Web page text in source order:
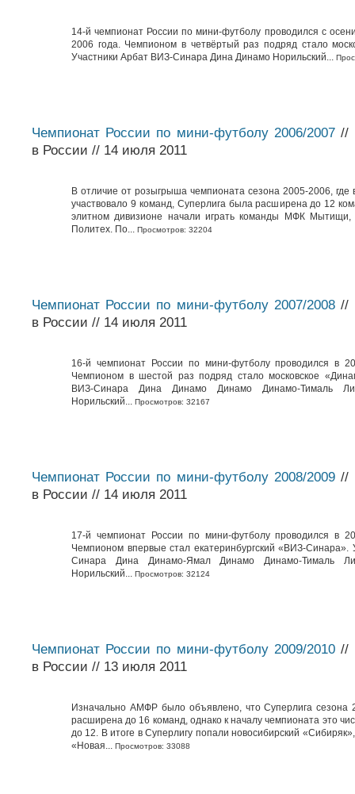
14-й чемпионат России по мини-футболу проводился с
2006 года. Чемпионом в четвёртый раз подряд стало
Участники Арбат ВИЗ-Синара Дина Динамо Норильский...
Чемпионат России по мини-футболу 2006/2007//
в России // 14 июля 2011
В отличие от розыгрыша чемпионата сезона 2005-2006, где
участвовало 9 команд, Суперлига была расширена до 12
элитном дивизионе начали играть команды МФК
Политех. По... Просмотров: 32204
Чемпионат России по мини-футболу 2007/2008//
в России // 14 июля 2011
16-й чемпионат России по мини-футболу проводился в
Чемпионом в шестой раз подряд стало московское
ВИЗ-Синара Дина Динамо Динамо Динамо-Тималь
Норильский... Просмотров: 32167
Чемпионат России по мини-футболу 2008/2009//
в России // 14 июля 2011
17-й чемпионат России по мини-футболу проводился в
Чемпионом впервые стал екатеринбургский «ВИЗ-Синара».
Синара Дина Динамо-Ямал Динамо Динамо-Тималь
Норильский... Просмотров: 32124
Чемпионат России по мини-футболу 2009/2010//
в России // 13 июля 2011
Изначально АМФР было объявлено, что Суперлига сезона
расширена до 16 команд, однако к началу чемпионата это
до 12. В итоге в Суперлигу попали новосибирский
«Новая... Просмотров: 33088